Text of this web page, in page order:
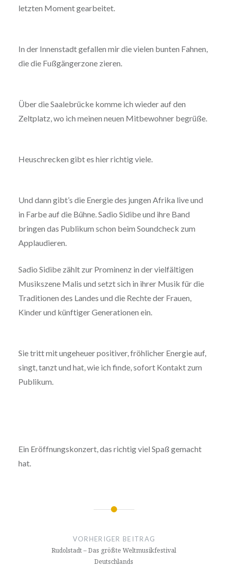
letzten Moment gearbeitet.
In der Innenstadt gefallen mir die vielen bunten Fahnen,
die die Fußgängerzone zieren.
Über die Saalebrücke komme ich wieder auf den
Zeltplatz, wo ich meinen neuen Mitbewohner begrüße.
Heuschrecken gibt es hier richtig viele.
Und dann gibt’s die Energie des jungen Afrika live und
in Farbe auf die Bühne. Sadio Sidibe und ihre Band
bringen das Publikum schon beim Soundcheck zum
Applaudieren.
Sadio Sidibe zählt zur Prominenz in der vielfältigen
Musikszene Malis und setzt sich in ihrer Musik für die
Traditionen des Landes und die Rechte der Frauen,
Kinder und künftiger Generationen ein.
Sie tritt mit ungeheuer positiver, fröhlicher Energie auf,
singt, tanzt und hat, wie ich finde, sofort Kontakt zum
Publikum.
Ein Eröffnungskonzert, das richtig viel Spaß gemacht
hat.
Beitragsnavigation
VORHERIGER BEITRAG
Rudolstadt – Das größte Weltmusikfestival
Deutschlands